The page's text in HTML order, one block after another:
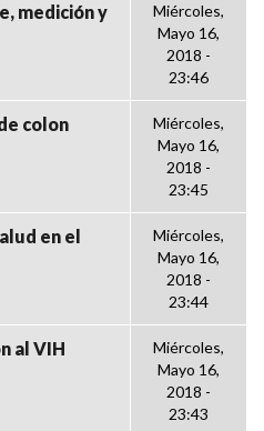
medición y
Miércoles,
Mayo 16,
2018 -
23:46
colon
Miércoles,
Mayo 16,
2018 -
23:45
en el
Miércoles,
Mayo 16,
2018 -
23:44
al VIH
Miércoles,
Mayo 16,
2018 -
23:43